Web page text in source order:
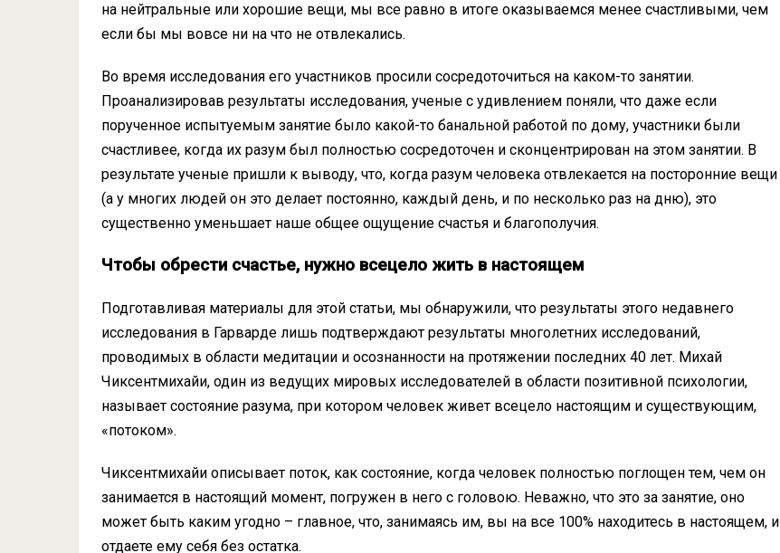
на нейтральные или хорошие вещи, мы все равно в итоге оказываемся менее счастливыми, чем
если бы мы вовсе ни на что не отвлекались.
Во время исследования его участников просили сосредоточиться на каком-то занятии.
Проанализировав результаты исследования, ученые с удивлением поняли, что даже если
порученное испытуемым занятие было какой-то банальной работой по дому, участники были
счастливее, когда их разум был полностью сосредоточен и сконцентрирован на этом занятии. В
результате ученые пришли к выводу, что, когда разум человека отвлекается на посторонние вещи
(а у многих людей он это делает постоянно, каждый день, и по несколько раз на дню), это
существенно уменьшает наше общее ощущение счастья и благополучия.
Чтобы обрести счастье, нужно всецело жить в настоящем
Подготавливая материалы для этой статьи, мы обнаружили, что результаты этого недавнего
исследования в Гарварде лишь подтверждают результаты многолетних исследований,
проводимых в области медитации и осознанности на протяжении последних 40 лет. Михай
Чиксентмихайи, один из ведущих мировых исследователей в области позитивной психологии,
называет состояние разума, при котором человек живет всецело настоящим и существующим,
«потоком».
Чиксентмихайи описывает поток, как состояние, когда человек полностью поглощен тем, чем он
занимается в настоящий момент, погружен в него с головою. Неважно, что это за занятие, оно
может быть каким угодно – главное, что, занимаясь им, вы на все 100% находитесь в настоящем, и
отдаете ему себя без остатка.